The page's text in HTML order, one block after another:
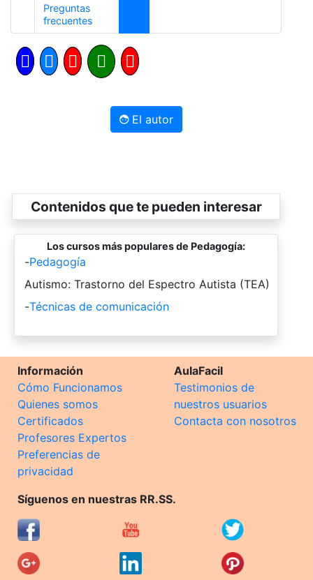
Preguntas
frecuentes
El autor
Contenidos que te pueden interesar
Los cursos más populares de Pedagogía:
-Pedagogía
-
Autismo: Trastorno del Espectro Autista (TEA)
-Técnicas de comunicación
Información
Cómo Funcionamos
Quienes somos
Certificados
Profesores Expertos
Preferencias de
privacidad
AulaFacil
Testimonios de
nuestros usuarios
Contacta con nosotros
Síguenos en nuestras RR.SS.